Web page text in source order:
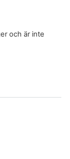
och är inte